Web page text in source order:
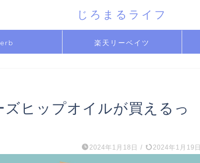
じろまるライフ
楽天リーベイツ
ヒップオイルが買えるっ
2024年1月18日 / 2024年1月19日